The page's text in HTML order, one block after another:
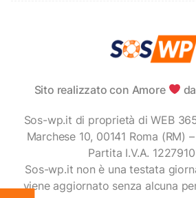
Sito realizzato con Amore
Sos-wp.it di proprietà di WEB
Marchese 10, 00141 Roma (RM)
Partita I.V.A.
Sos-wp.it non è una testata
viene aggiornato senza alcuna